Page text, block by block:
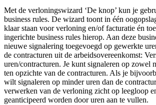
Met de verloningswizard ‘De knop’ kun je
business rules. De wizard toont in één
klaar staan voor verloning en/of facturatie én
ingerichte business rules hierop. Aan deze
nieuwe signalering toegevoegd op gewerkte
de contracturen uit de arbeidsovereenkomst:
uren/contracturen. Je kunt signaleren op zowel
ten opzichte van de contracturen. Als je
wilt signaleren op minder uren dan de
verwerken van de verloning zicht op leegloop
geanticipeerd worden door uren aan te vullen.